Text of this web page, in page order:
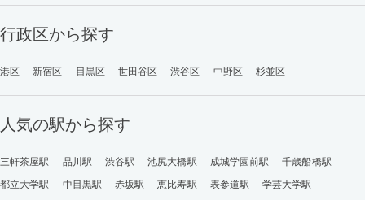
行政区から探す
港区 新宿区 目黒区 世田谷区 渋谷区 中野区 杉並区
人気の駅から探す
三軒茶屋駅 品川駅 渋谷駅 池尻大橋駅 成城学園前駅
千歳船橋駅
都立大学駅
中目黒駅 赤坂駅 恵比寿駅 表参道駅
学芸大学駅